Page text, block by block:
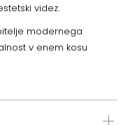
videz.
modernega
v enem kosu